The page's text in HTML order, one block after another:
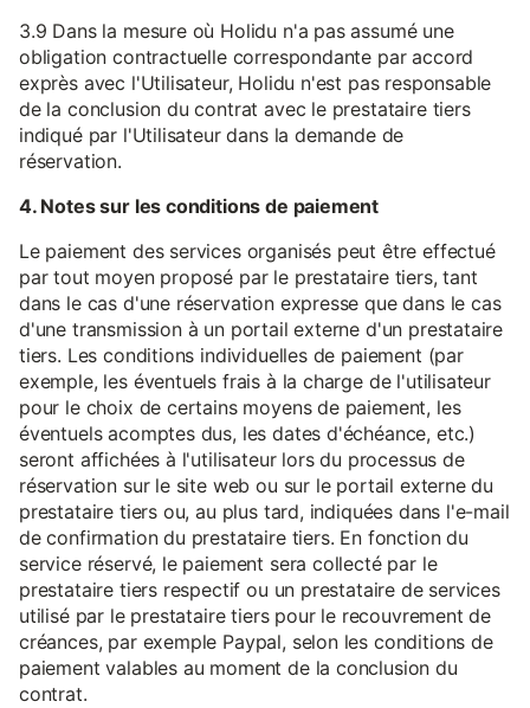
3.9 Dans la mesure où Holidu n'a pas assumé une
obligation contractuelle correspondante par accord
exprès avec l'Utilisateur, Holidu n'est pas responsable
de la conclusion du contrat avec le prestataire tiers
indiqué par l'Utilisateur dans la demande de
réservation.
4. Notes sur les conditions de paiement
Le paiement des services organisés peut être effectué
par tout moyen proposé par le prestataire tiers, tant
dans le cas d'une réservation expresse que dans le cas
d'une transmission à un portail externe d'un prestataire
tiers. Les conditions individuelles de paiement (par
exemple, les éventuels frais à la charge de l'utilisateur
pour le choix de certains moyens de paiement, les
éventuels acomptes dus, les dates d'échéance, etc.)
seront affichées à l'utilisateur lors du processus de
réservation sur le site web ou sur le portail externe du
prestataire tiers ou, au plus tard, indiquées dans l'e-mail
de confirmation du prestataire tiers. En fonction du
service réservé, le paiement sera collecté par le
prestataire tiers respectif ou un prestataire de services
utilisé par le prestataire tiers pour le recouvrement de
créances, par exemple Paypal, selon les conditions de
paiement valables au moment de la conclusion du
contrat.